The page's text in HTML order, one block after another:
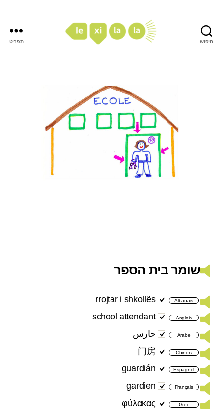
חיפוש תפריט
שומר בית הספר
Albanais
rrojtar i shkollës
Anglais
school attendant
Arabe حارس
Chinois
门房
Espagnol
guardián
Français
gardien
Grec
φύλακας